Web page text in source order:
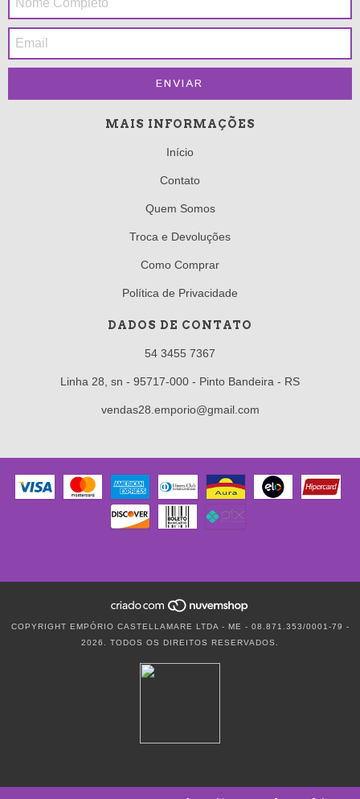
MAIS INFORMAÇÕES
Início
Contato
Quem Somos
Troca e Devoluções
Como Comprar
Política de Privacidade
DADOS DE CONTATO
54 3455 7367
Linha 28, sn - 95717-000 - Pinto Bandeira - RS
vendas28.emporio@gmail.com
COPYRIGHT EMPÓRIO CASTELLAMARE LTDA - ME - 08.871.353/0001-79 -
2026. TODOS OS DIREITOS RESERVADOS.